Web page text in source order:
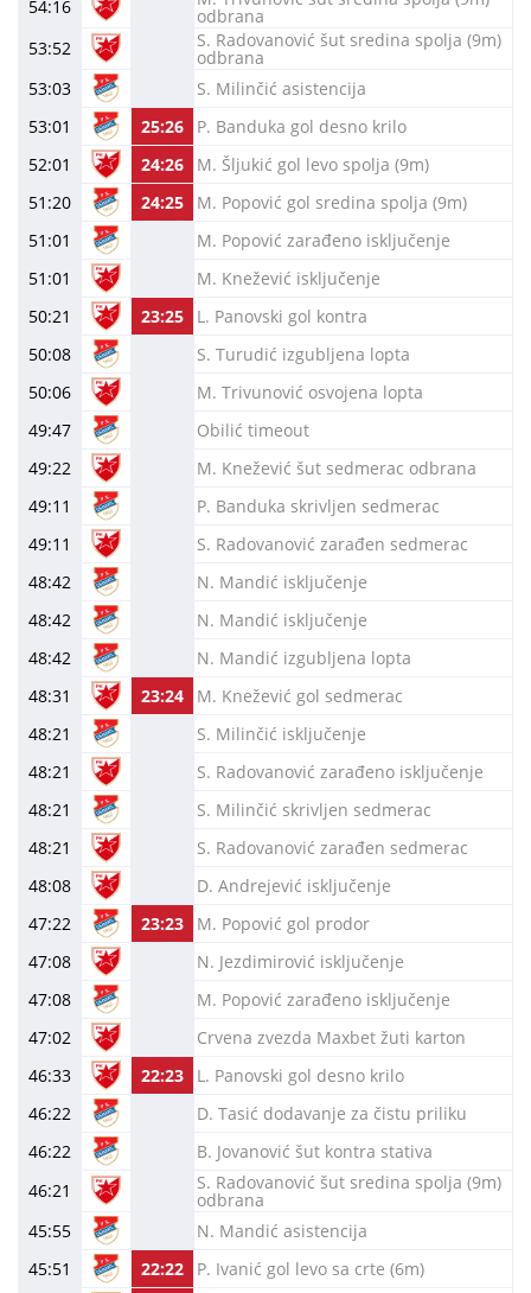
54:16
odbrana
53:52
S. Radovanović šut sredina spolja (9m)
odbrana
53:03
S. Milinčić asistencija
53:01
25:26
P. Banduka gol desno krilo
52:01
24:26
M. Šljukić gol levo spolja (9m)
51:20
24:25
M. Popović gol sredina spolja (9m)
51:01
M. Popović zarađeno isključenje
51:01
M. Knežević isključenje
50:21
23:25
L. Panovski gol kontra
50:08
S. Turudić izgubljena lopta
50:06
M. Trivunović osvojena lopta
49:47
Obilić timeout
49:22
M. Knežević šut sedmerac odbrana
49:11
P. Banduka skrivljen sedmerac
49:11
S. Radovanović zarađen sedmerac
48:42
N. Mandić isključenje
48:42
N. Mandić isključenje
48:42
N. Mandić izgubljena lopta
48:31
23:24
M. Knežević gol sedmerac
48:21
S. Milinčić isključenje
48:21
S. Radovanović zarađeno isključenje
48:21
S. Milinčić skrivljen sedmerac
48:21
S. Radovanović zarađen sedmerac
48:08
D. Andrejević isključenje
47:22
23:23
M. Popović gol prodor
47:08
N. Jezdimirović isključenje
47:08
M. Popović zarađeno isključenje
47:02
Crvena zvezda Maxbet žuti karton
46:33
22:23
L. Panovski gol desno krilo
46:22
D. Tasić dodavanje za čistu priliku
46:22
B. Jovanović šut kontra stativa
46:21
S. Radovanović šut sredina spolja (9m)
odbrana
45:55
N. Mandić asistencija
45:51
22:22
P. Ivanić gol levo sa crte (6m)